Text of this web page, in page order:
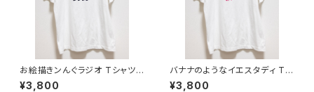
お絵描きンんぐラジオ Tシャツ
6.2オンス
¥3,800
バナナのようなイエスタディ Tシ
ャツ 6.2オンス
¥3,800